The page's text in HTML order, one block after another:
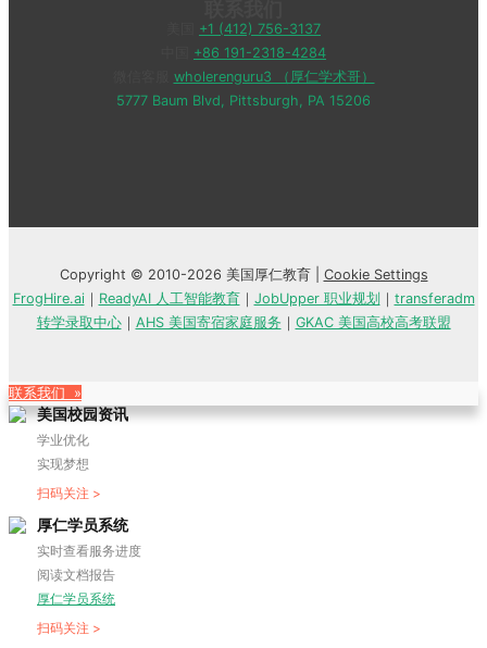
+1 (412) 756-3137
+86 191-2318-4284
wholerenguru3 （厚仁学术哥）
5777 Baum Blvd, Pittsburgh, PA 15206
Copyright © 2010-2026 美国厚仁教育 | Cookie Settings
FrogHire.ai｜ ReadyAI 人工智能教育｜ JobUpper 职业规划 ｜ transferadm
转学录取中心｜ AHS 美国寄宿家庭服务 ｜ GKAC 美国高校高考联盟
联系我们 »
美国校园资讯
学业优化
实现梦想
扫码关注 >
厚仁学员系统
实时查看服务进度
阅读文档报告
厚仁学员系统
扫码关注 >